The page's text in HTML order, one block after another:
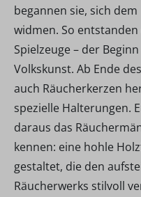
begannen sie, sich
widmen. So
Spielzeuge – der
Volkskunst. Ab Ende
auch Räucherkerzen
spezielle Halterungen.
daraus das
kennen: eine hohle
gestaltet, die den
Räucherwerks stilvoll